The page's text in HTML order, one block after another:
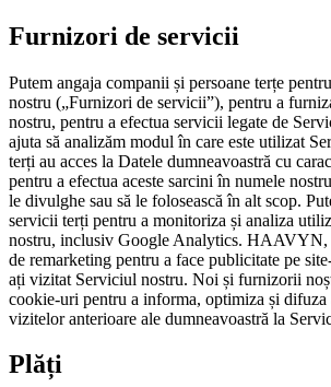
Furnizori de servicii
Putem angaja companii și persoane terțe
nostru („Furnizori de servicii”), pentru a
nostru, pentru a efectua servicii legate de
ajuta să analizăm modul în care este utilizat
terți au acces la Datele dumneavoastră cu
pentru a efectua aceste sarcini în numele
le divulghe sau să le folosească în alt scop.
servicii terți pentru a monitoriza și analiza
nostru, inclusiv Google Analytics. HAAVYN,
de remarketing pentru a face publicitate pe
ați vizitat Serviciul nostru. Noi și furnizorii
cookie-uri pentru a informa, optimiza și difuza
vizitelor anterioare ale dumneavoastră la
Plăți